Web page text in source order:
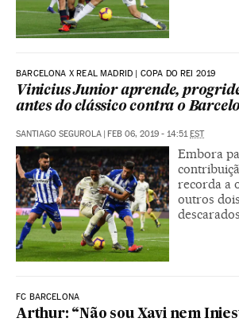
BARCELONA X REAL MADRID | COPA DO REI 2019
Vinicius Junior aprende,
antes do clássico contra o
SANTIAGO SEGUROLA | FEB 06, 2019 - 14:51EST
Embora
recorda a
outros
FC BARCELONA
Arthur: “Não sou Xavi nem